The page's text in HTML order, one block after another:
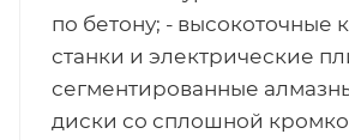
по бетону; - высокоточные
станки и электрические
сегментированные
диски со сплошной